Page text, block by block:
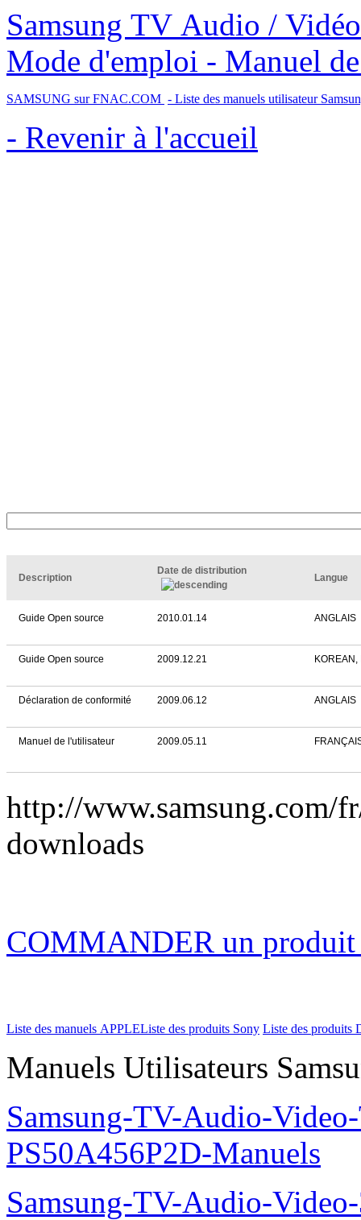
Samsung TV Audio / Vidéo Lecteur Blu-ray BD-P1600 -
Mode d'emploi - Manuel
SAMSUNG sur FNAC.COM - Liste des manuels utilisateur
- Revenir à l'accueil
Description
Date de distribution
Langue
Guide Open source 2010.01.14 ANGLAIS
Guide Open source 2009.12.21
Déclaration de conformité 2009.06.12 ANGLAIS
Manuel de l'utilisateur 2009.05.11
http://www.samsung.com/
downloads
COMMANDER un
Liste des manuels APPLEListe des produits Sony Liste des produits
Manuels Utilisateurs
Samsung-TV-Audio-
PS50A456P2D-Manuels
Samsung-TV-Audio-